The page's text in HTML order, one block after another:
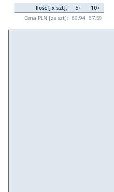
Ilość [ x szt]: 5+
10+
Cena PLN [za szt]: 69.94 67.59